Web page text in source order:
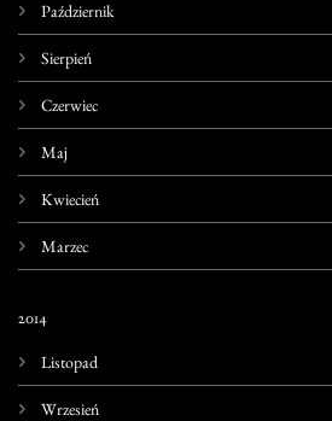
Październik
Sierpień
Czerwiec
Maj
Kwiecień
Marzec
2014
Listopad
Wrzesień